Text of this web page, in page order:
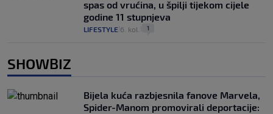
spas od vrućina, u špilji tijekom cijele
godine 11 stupnjeva
LIFESTYLE 6. kol. 1
SHOWBIZ
Bijela kuća razbjesnila fanove Marvela,
Spider-Manom promovirali deportacije: